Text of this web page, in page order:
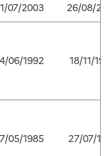
07/2003 26/08/
06/1992 18/11/
05/1985 27/07/